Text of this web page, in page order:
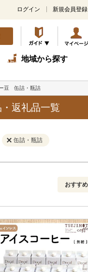
ログイン 新規会員登録
地域から探す
豆 缶詰・瓶詰
返礼品一覧
缶詰・瓶詰
解除
種別 解除
おすす
新着順
レビュー
レビュー
寄付金額